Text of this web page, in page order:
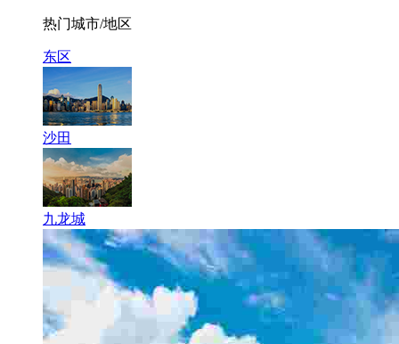
热门城市/地区
东区
沙田
九龙城